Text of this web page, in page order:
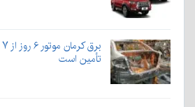
تأمین است